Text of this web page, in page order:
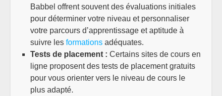
Babbel offrent souvent des évaluations initiales
pour déterminer votre niveau et personnaliser
votre parcours d’apprentissage et aptitude à
suivre les formations adéquates.
Tests de placement : Certains sites de cours en
ligne proposent des tests de placement gratuits
pour vous orienter vers le niveau de cours le
plus adapté.